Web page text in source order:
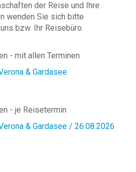
der Reise und Ihre
wenden Sie sich bitte
bzw. Ihr Reisebüro.
- mit allen Terminen
& Gardasee
- je Reisetermin
& Gardasee / 26.08.2026